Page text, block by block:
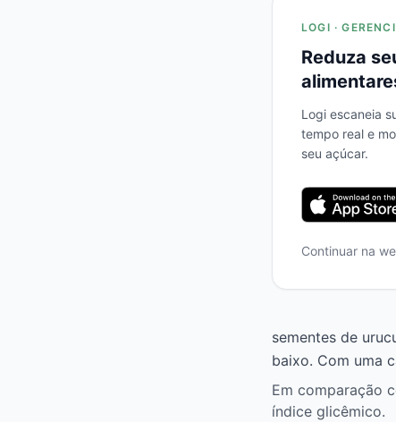
LOGI ·
Reduza
Logi escaneia
tempo real e
seu açúcar.
Continuar na
sementes de
baixo. Com uma
Em comparação
índice glicêmico.